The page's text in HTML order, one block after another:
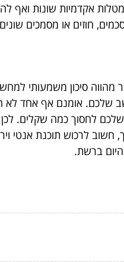
אקדמיות שונות ואף
חוזים או מסמכים
סיכון משמעותי
שלכם. אומנם אף אחד
לחסוך כמה שקלים.
לרכוש תוכנת אנטי
היום ברשת.